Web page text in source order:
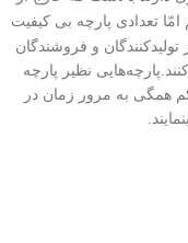
امّا تعدادی پارچه بی کیفیت
و فروشندگان
نظیر پارچه
همگی به مرور زمان در